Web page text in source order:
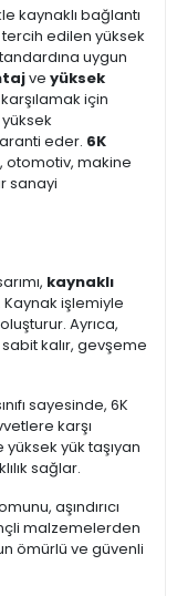
kaynaklı bağlantı
edilen yüksek
uygun
ve yüksek
için
yüksek
eder. 6K
otomotiv, makine
sanayi
kaynaklı
işlemiyle
Ayrıca,
kalır, gevşeme
sayesinde, 6K
karşı
yüksek yük taşıyan
sağlar.
aşındırıcı
malzemelerden
ömürlü ve güvenli